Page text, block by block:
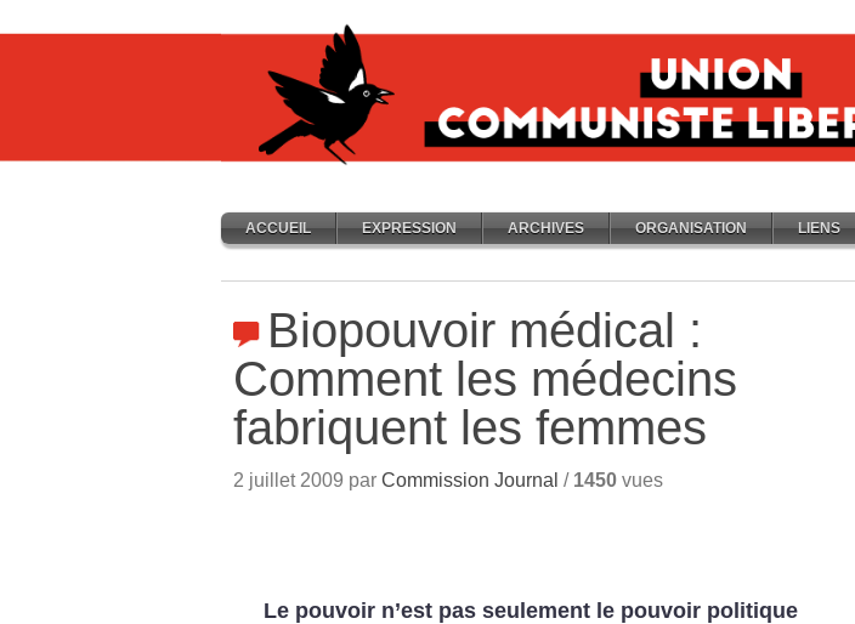
ACCUEIL EXPRESSION ARCHIVES ORGANISATION LIENS
Biopouvoir médical :
Comment les médecins
fabriquent les femmes
2 juillet 2009 par Commission Journal / 1450 vues
Le pouvoir n’est pas seulement le pouvoir politique